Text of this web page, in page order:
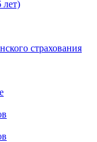
лет)
страхования